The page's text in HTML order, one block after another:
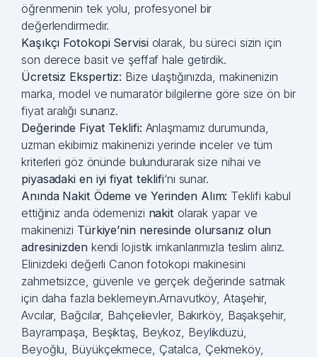
öğrenmenin tek yolu, profesyonel bir
değerlendirmedir.
Kaşıkçı Fotokopi Servisiolarak, bu süreci sizin için
son derece basit ve şeffaf hale getirdik.
Ücretsiz Ekspertiz: Bize ulaştığınızda, makinenizin
marka, model ve numaratör bilgilerine göre size ön bir
fiyat aralığı sunarız.
Değerinde Fiyat Teklifi: Anlaşmamız durumunda,
uzman ekibimiz makinenizi yerinde inceler ve tüm
kriterleri göz önünde bulundurarak size nihai ve
piyasadaki en iyi fiyat teklifi‘ni sunar.
Anında Nakit Ödeme ve Yerinden Alım: Teklifi kabul
ettiğiniz anda ödemenizi nakit olarak yapar ve
makinenizi Türkiye’nin neresinde olursanız olun
adresinizdenkendi lojistik imkanlarımızla teslim alırız.
Elinizdeki değerli Canon fotokopi makinesini
zahmetsizce, güvenle ve gerçek değerinde satmak
için daha fazla beklemeyin.Arnavutköy, Ataşehir,
Avcılar, Bağcılar, Bahçelievler, Bakırköy, Başakşehir,
Bayrampaşa, Beşiktaş, Beykoz, Beylikdüzü,
Beyoğlu, Büyükçekmece, Çatalca, Çekmeköy,